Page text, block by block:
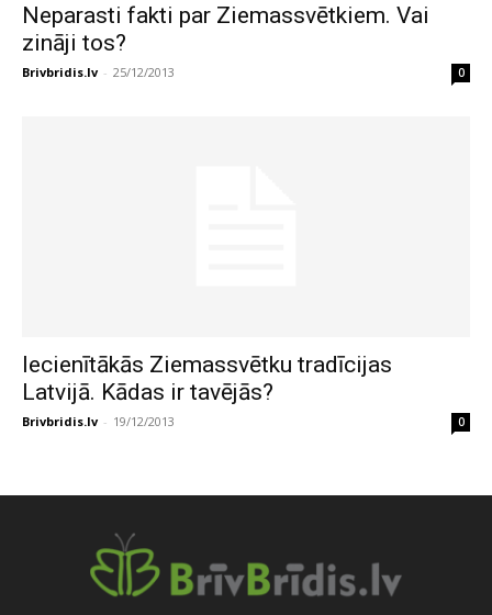
Neparasti fakti par Ziemassvētkiem. Vai
zināji tos?
Brivbridis.lv - 25/12/2013 0
Iecienītākās Ziemassvētku tradīcijas
Latvijā. Kādas ir tavējās?
Brivbridis.lv - 19/12/2013 0